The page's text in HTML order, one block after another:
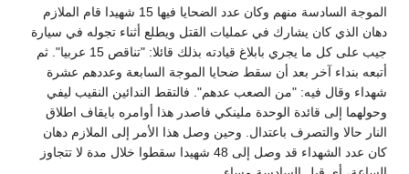
الموجة السادسة منهم وكان عدد الضحايا فيها 15 شهيدا قام الملازم
دهان الذي كان يشارك في عمليات القتل ويطلع أثناء تجوله في سيارة
جيب على كل ما يجري بابلاغ قيادته بذلك قائلا: "تناقص 15 عربيا". ثم
أتبعه بنداء آخر بعد أن سقط ضحايا الموجة السابعة وعددهم عشرة
شهداء وقال فيه: "من الصعب عدهم". فالتقط الندائين النقيب ليفي
وحولهما إلى قائدة الوحدة ملينكي فاصدر هذا أوامره بايقاف اطلاق
النار حالا والتصرف باعتدال. وحين وصل هذا الأمر إلى الملازم دهان
كان عدد الشهداء قد وصل إلى 48 شهيدا سقطوا خلال مدة لا تتجاوز